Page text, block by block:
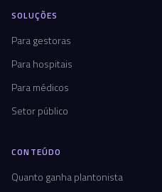
SOLUÇÕES
Para gestoras
Para hospitais
Para médicos
Setor público
CONTEÚDO
Quanto ganha plantonista